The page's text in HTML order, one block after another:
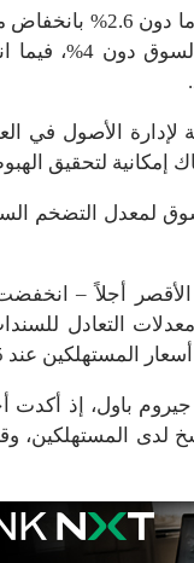
وعاد معدل التضخم المتوقَّع لمدة خمس سنوات الذي
عند 3.76%. وفي نفس الوقت، ما تزال أعلى
الأصول في
إمكانية لتحقيق
لمعدل التضخم
أجلاً –
معدلات التعادل
باول، إذ أكدت
لدى المستهلكين،